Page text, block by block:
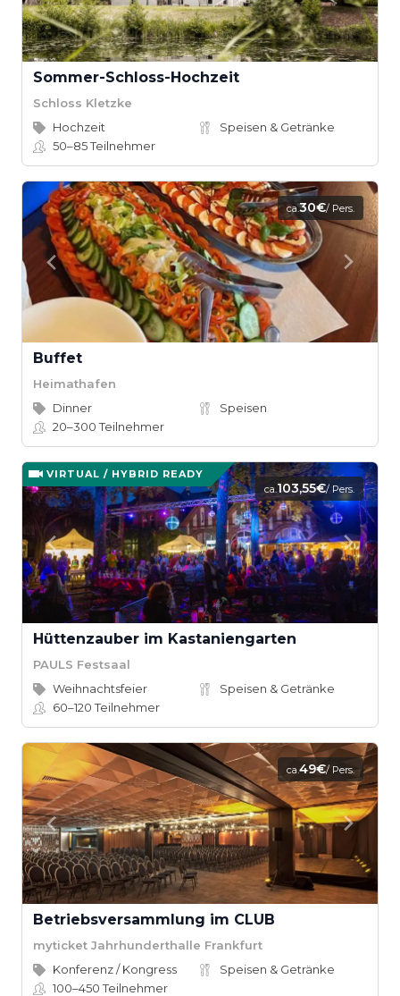
Sommer-Schloss-Hochzeit
Schloss Kletzke
Hochzeit
Speisen & Getränke
50–85Teilnehmer
ca.30€/ Pers.
Buffet
Heimathafen
Dinner
Speisen
20–300Teilnehmer
VIRTUAL / HYBRID READY
ca.103,55€/ Pers.
Hüttenzauber im Kastaniengarten
PAULS Festsaal
Weihnachtsfeier
Speisen & Getränke
60–120Teilnehmer
ca.49€/ Pers.
Betriebsversammlung im CLUB
myticket Jahrhunderthalle Frankfurt
Konferenz / Kongress
Speisen & Getränke
100–450Teilnehmer